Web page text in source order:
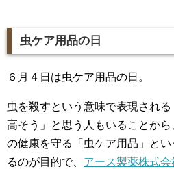
虫ケア用品の日
６月４日は虫ケア用品の日。
虫を殺すという意味で表現され
高そう」と思う人もいることか
の健康を守る「虫ケア用品」と
るのが目的で、 アース製薬株式会